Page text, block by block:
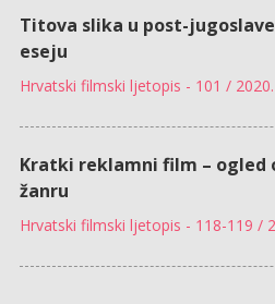
Titova slika u post-
eseju
Hrvatski filmski ljetopis - 101 / 2020.
Kratki reklamni film – ogled
žanru
Hrvatski filmski ljetopis - 118-119 /